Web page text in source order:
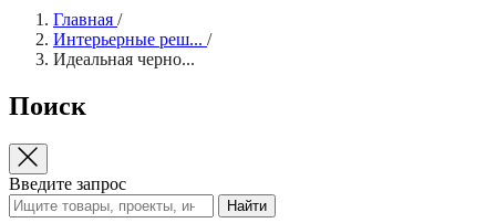
Главная /
Интерьерные реш... /
Идеальная черно...
Поиск
Введите запрос
Найти